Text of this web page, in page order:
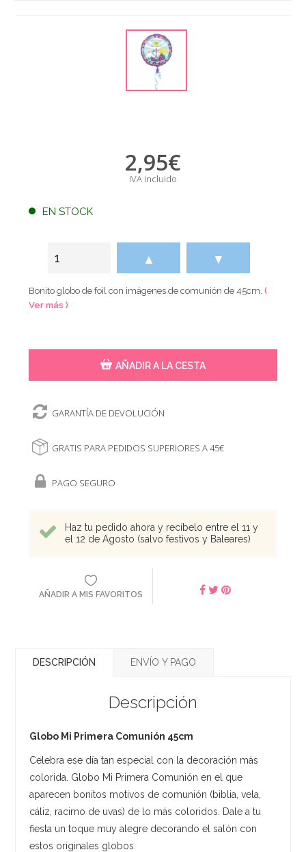
2,95€
IVA incluido
EN STOCK
▲ ▼
Bonito globo de foil con imágenes de comunión de 45cm.(
Ver más )
AÑADIR A LA CESTA
GARANTÍA DE DEVOLUCIÓN
GRATIS PARA PEDIDOS SUPERIORES A 45€
PAGO SEGURO
Haz tu pedido ahora y recíbelo entre el 11 y
el 12 de Agosto (salvo festivos y Baleares)
AÑADIR A MIS FAVORITOS
DESCRIPCIÓN ENVÍO Y PAGO
Descripción
Globo Mi Primera Comunión 45cm
Celebra ese día tan especial con la decoración más
colorida. Globo Mi Primera Comunión en el que
aparecen bonitos motivos de comunión (biblia, vela,
cáliz, racimo de uvas) de lo más coloridos. Dale a tu
fiesta un toque muy alegre decorando el salón con
estos originales globos.